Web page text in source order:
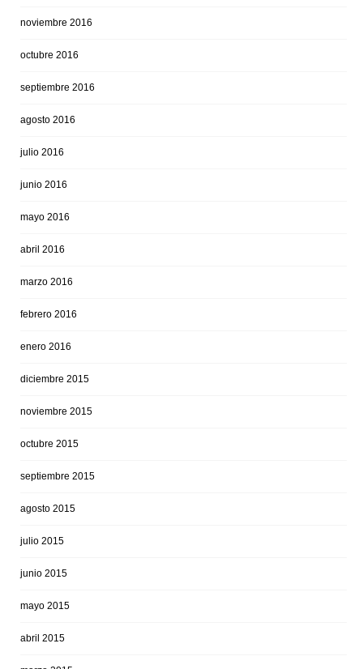
noviembre 2016
octubre 2016
septiembre 2016
agosto 2016
julio 2016
junio 2016
mayo 2016
abril 2016
marzo 2016
febrero 2016
enero 2016
diciembre 2015
noviembre 2015
octubre 2015
septiembre 2015
agosto 2015
julio 2015
junio 2015
mayo 2015
abril 2015